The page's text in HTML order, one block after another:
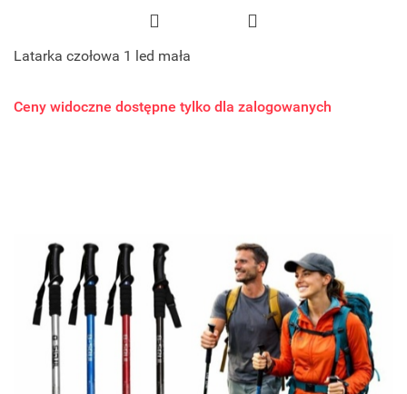
Latarka czołowa 1 led mała
Ceny widoczne dostępne tylko dla zalogowanych